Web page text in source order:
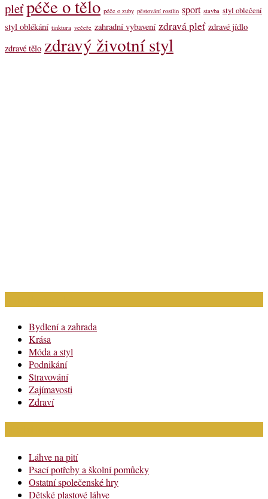
pleťpéče o tělo péče o zuby pěstování rostlin sport stavba styl oblečení
styl oblékání tinktura večeře zahradní vybavení zdravá pleť zdravé jídlo
zdravé tělo zdravý životní styl
Bydlení a zahrada
Krása
Móda a styl
Podnikání
Stravování
Zajímavosti
Zdraví
Láhve na pití
Psací potřeby a školní pomůcky
Ostatní společenské hry
Dětské plastové láhve